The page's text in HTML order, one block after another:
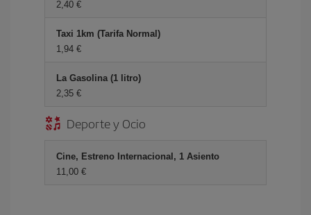
2,40 €
Taxi 1km (Tarifa Normal)
1,94 €
La Gasolina (1 litro)
2,35 €
Deporte y Ocio
Cine, Estreno Internacional, 1 Asiento
11,00 €